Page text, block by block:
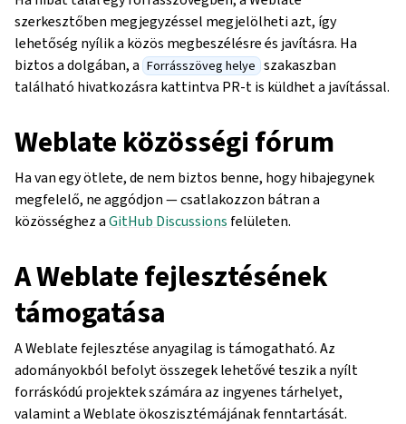
szerkesztőben megjegyzéssel megjelölheti azt, így
lehetőség nyílik a közös megbeszélésre és javításra. Ha
biztos a dolgában, a Forrásszöveg helye szakaszban
található hivatkozásra kattintva PR-t is küldhet a javítással.
Weblate közösségi fórum
Ha van egy ötlete, de nem biztos benne, hogy hibajegynek
megfelelő, ne aggódjon — csatlakozzon bátran a
közösséghez aGitHub Discussions felületen.
A Weblate fejlesztésének
támogatása
A Weblate fejlesztése anyagilag is támogatható. Az
adományokból befolyt összegek lehetővé teszik a nyílt
forráskódú projektek számára az ingyenes tárhelyet,
valamint a Weblate ökoszisztémájának fenntartását.